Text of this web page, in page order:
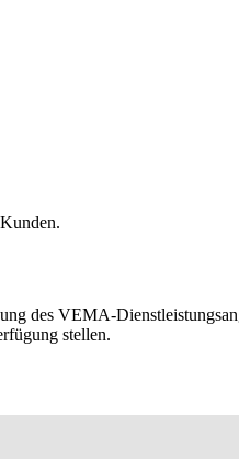
des VEMA-
stellen.